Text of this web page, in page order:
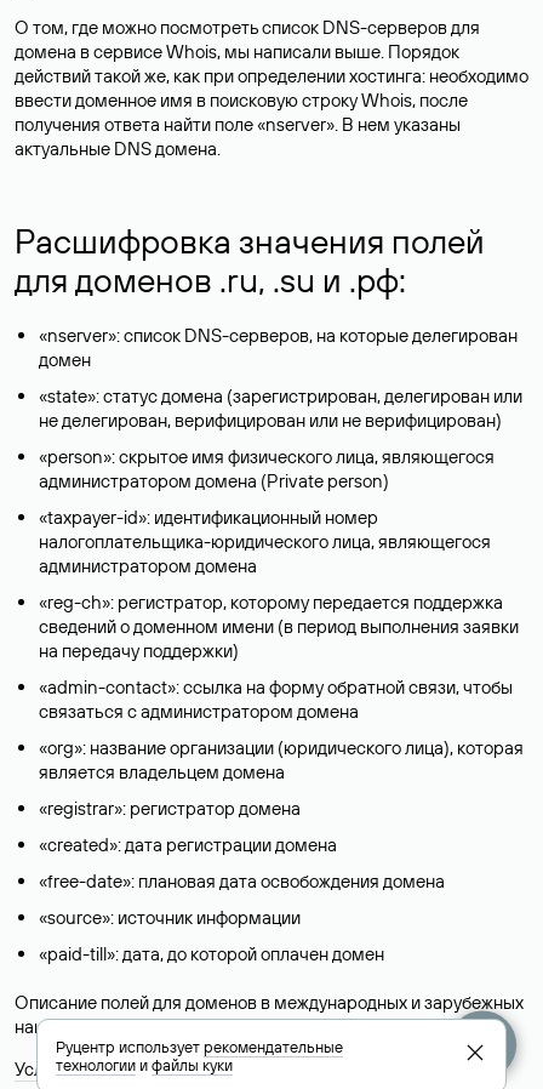
О том, где можно посмотреть список DNS-серверов для
домена в сервисе Whois, мы написали выше. Порядок
действий такой же, как при определении хостинга: необходимо
ввести доменное имя в поисковую строку Whois, после
получения ответа найти поле «nserver». В нем указаны
актуальные DNS домена.
Расшифровка значения полей
для доменов .ru, .su и .рф:
«nserver»: список DNS-серверов, на которые делегирован
домен
«state»: статус домена (зарегистрирован, делегирован или
не делегирован, верифицирован или не верифицирован)
«person»: скрытое имя физического лица, являющегося
администратором домена (Privatе person)
«taxpayer-id»: идентификационный номер
налогоплательщика-юридического лица, являющегося
администратором домена
«reg-ch»: регистратор, которому передается поддержка
сведений о доменном имени (в период выполнения заявки
на передачу поддержки)
«admin-contact»: ссылка на форму обратной связи, чтобы
связаться с администратором домена
«org»: название организации (юридического лица), которая
является владельцем домена
«registrar»: регистратор домена
«created»: дата регистрации домена
«free-date»: плановая дата освобождения домена
«source»: источник информации
«paid-till»: дата, до которой оплачен домен
Описание полей для доменов в международных и зарубежных
национальных доменах представлены в разделе «Помощь».
Условия использования Whois-сервиса
Руцентр используетрекомендательные
технологииифайлы куки